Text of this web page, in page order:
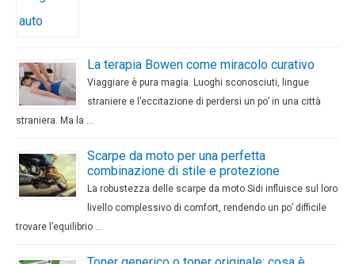
La terapia Bowen come miracolo curativo
Viaggiare è pura magia. Luoghi sconosciuti, lingue
straniere e l’eccitazione di perdersi un po’ in una città
straniera. Ma la …
Scarpe da moto per una perfetta
combinazione di stile e protezione
La robustezza delle scarpe da moto Sidi influisce sul loro
livello complessivo di comfort, rendendo un po’ difficile
trovare l’equilibrio …